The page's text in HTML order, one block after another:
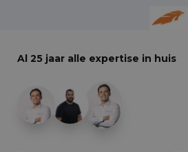
Al 25 jaar alle expertise in huis